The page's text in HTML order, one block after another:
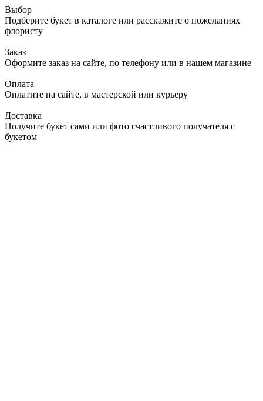
Выбор
Подберите букет в каталоге или расскажите о пожеланиях
флористу
Заказ
Оформите заказ на сайте, по телефону или в нашем магазине
Оплата
Оплатите на сайте, в мастерской или курьеру
Доставка
Получите букет сами или фото счастливого получателя с
букетом